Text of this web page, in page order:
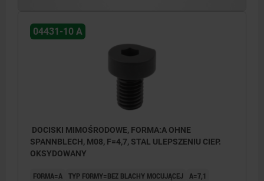
04431-10 A
DOCISKI MIMOŚRODOWE, FORMA:A OHNE
SPANNBLECH, M08, F=4,7, STAL ULEPSZENIU CIEP.
OKSYDOWANY
FORMA=A TYP FORMY=BEZ BLACHY MOCUJĄCEJ A=7,1